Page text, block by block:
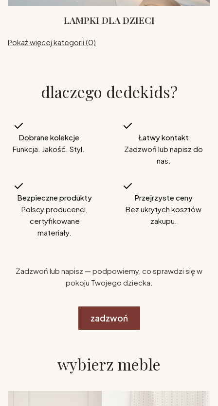
LAMPKI DLA DZIECI
Pokaż więcej kategorii (0)
dlaczego dedekids?
Dobrane kolekcje
Funkcja. Jakość. Styl.
Łatwy kontakt
Zadzwoń lub napisz do
nas.
Bezpieczne produkty
Polscy producenci,
certyfikowane
materiały.
Przejrzyste ceny
Bez ukrytych kosztów
zakupu.
Zadzwoń lub napisz — podpowiemy, co sprawdzi się w
pokoju Twojego dziecka.
zadzwoń
wybierz meble